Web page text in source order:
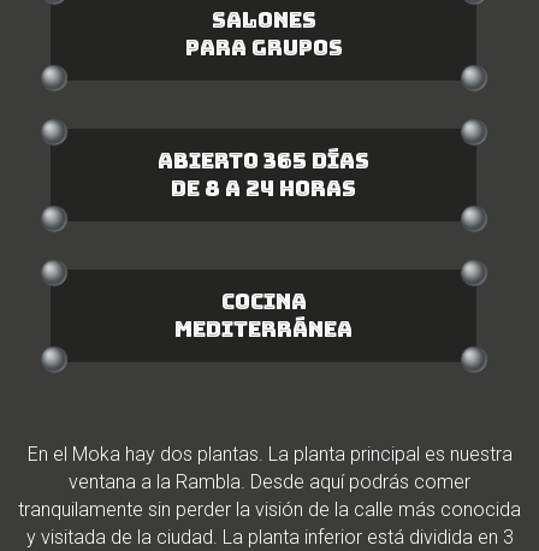
SALONES
PARA GRUPOS
ABIERTO 365 DÍAS
DE 8 A 24 HORAS
COCINA
MEDITERRÁNEA
En el Moka hay dos plantas. La planta principal es nuestra
ventana a la Rambla. Desde aquí podrás comer
tranquilamente sin perder la visión de la calle más conocida
y visitada de la ciudad. La planta inferior está dividida en 3